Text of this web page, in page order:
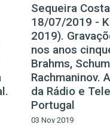
Sequeira
18/07/2019 -
2019).
nos anos
Brahms,
Rachmaninov.
da Rádio e
Portugal
03 Nov 2019